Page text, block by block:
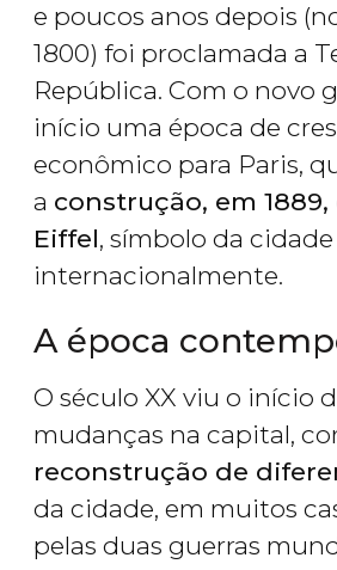
e poucos anos depois
1800) foi proclamada a
República. Com o novo
início uma época de
econômico para Paris,
a construção, em 1889,
Eiffel, símbolo da
internacionalmente.
A época
O século XX viu o início
mudanças na capital,
reconstrução de
da cidade, em muitos
pelas duas guerras